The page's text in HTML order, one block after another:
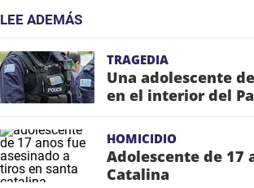
LEE ADEMÁS
TRAGEDIA
Una adolescente
en el interior del
HOMICIDIO
Adolescente de 17
Catalina